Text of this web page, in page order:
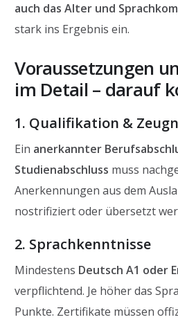
auch das Alter und
stark ins Ergebnis ein.
Voraussetzungen
im Detail – darauf
1. Qualifikation &
Ein anerkannter
Studienabschluss muss
Anerkennungen aus dem
nostrifiziert oder übersetzt
2. Sprachkenntnisse
Mindestens Deutsch A1 oder
verpflichtend. Je höher das
Punkte. Zertifikate müssen